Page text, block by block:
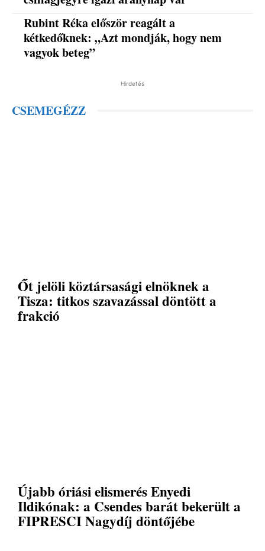
Rubint Réka először reagált a
kétkedőknek: „Azt mondják, hogy nem
vagyok beteg”
Hirdetés
CSEMEGÉZZ
Őt jelöli köztársasági elnöknek a
Tisza: titkos szavazással döntött a
frakció
Újabb óriási elismerés Enyedi
Ildikónak: a Csendes barát bekerült a
FIPRESCI Nagydíj döntőjébe